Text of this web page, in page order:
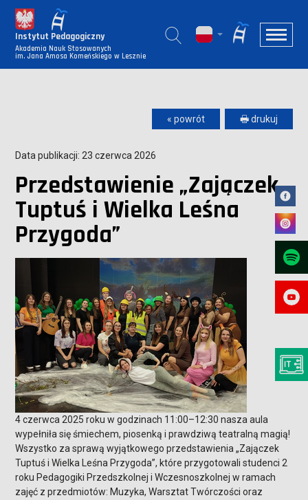
Instytut Pedagogiczny
Akademia Nauk Stosowanych
im. Jana Amosa Komeńskiego w Lesznie
« powrót 🖶 drukuj
Data publikacji: 23 czerwca 2026
Przedstawienie „Zajączek
Tuptuś i Wielka Leśna
Przygoda”
4 czerwca 2025 roku w godzinach 11:00–12:30 nasza aula
wypełniła się śmiechem, piosenką i prawdziwą teatralną magią!
Wszystko za sprawą wyjątkowego przedstawienia „Zajączek
Tuptuś i Wielka Leśna Przygoda”, które przygotowali studenci 2
roku Pedagogiki Przedszkolnej i Wczesnoszkolnej w ramach
zajęć z przedmiotów: Muzyka, Warsztat Twórczości oraz